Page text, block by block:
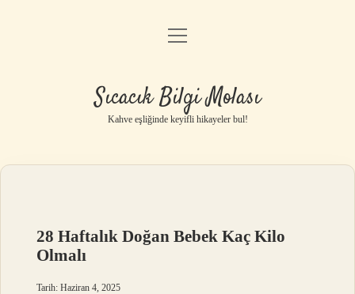
Anasayfa
Yasal Uyarı
menüyü
Sıcacık Bilgi Molası
Kahve eşliğinde keyifli hikayeler bul!
28 Haftalık Doğan Bebek Kaç Kilo
Olmalı
Tarih: Haziran 4, 2025